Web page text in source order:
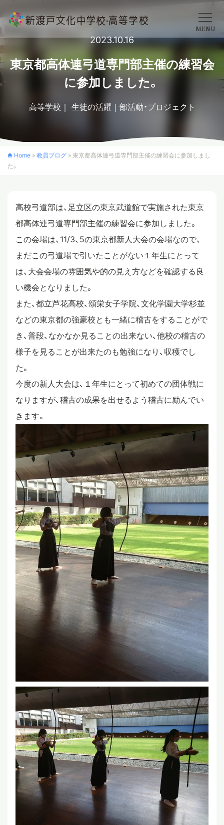
学校概要
クロスカリキュラム
スタディツアー
ニュース
教員ブログ
在校生・保護者・卒業生の方へ
MENU
2023.10.16
東京都高体連弓道専門部主催の練習会
に参加しました。
高等学校 生徒の活躍 部活動・プロジェクト
Home » 教員ブログ » 東京都高体連弓道専門部主催の練習会に参加しまし
た。
高校弓道部は、足立区の東京武道館で実施された東京
都高体連弓道専門部主催の練習会に参加しました。
この会場は、11/3、5の東京都新人大会の会場なので、
まだこの弓道場で引いたことがない１年生にとって
は、大会会場の雰囲気や的の見え方などを確認する良
い機会となりました。
また、都立芦花高校、頌栄女子学院、文化学園大学杉並
などの東京都の強豪校とも一緒に稽古をすることがで
き、普段、なかなか見ることの出来ない、他校の稽古の
様子を見ることが出来たのも勉強になり、収穫でし
た。
今度の新人大会は、１年生にとって初めての団体戦に
なりますが、稽古の成果を出せるよう稽古に励んでい
きます。